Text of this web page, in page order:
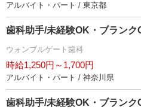
アルバイト・パート / 東京都
歯科助手/未経験OK・ブランク
ウォンブルゲート歯科
時給1,250円～1,700円
アルバイト・パート / 神奈川県
歯科助手/未経験OK・ブランク